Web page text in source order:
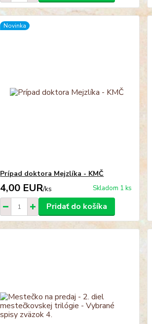
Novinka
Prípad doktora Mejzlíka - KMČ
4,00 EUR/ks Skladom 1 ks
Pridať do košíka